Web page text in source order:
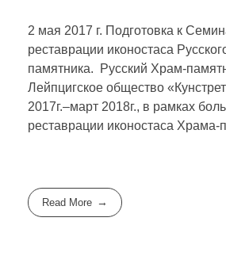
2 мая 2017 г. Подготовка к
реставрации иконостаса
памятника. Русский Храм-
Лейпцигское общество
2017г.–март 2018г., в рамках
реставрации иконостаса Храма-
Read More